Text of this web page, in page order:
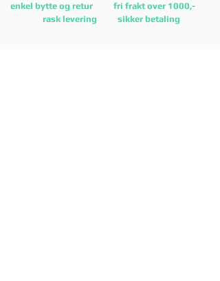
enkel bytte og retur fri frakt over 1000,-
rask levering sikker betaling